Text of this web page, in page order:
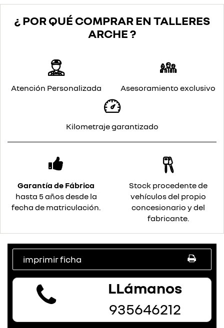
¿ POR QUÉ COMPRAR EN TALLERES
ARCHE ?
Atención Personalizada Asesoramiento exclusivo
Kilometraje garantizado
Garantía de Fábrica
hasta 5 años desde la
fecha de matriculación.
Stock procedente de
vehículos del propio
concesionario y del
fabricante.
imprimir ficha
LLámanos
935646212